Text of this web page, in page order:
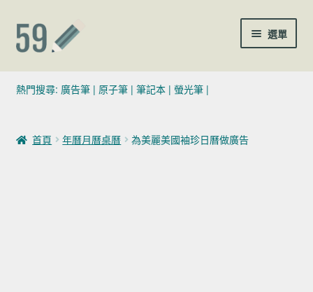
跳至導覽列
跳至主要內容 選單
(02)7729-4140
聯絡我們
熱門搜尋: 廣告筆| 原子筆| 筆記本| 螢光筆|
首頁 年曆月曆桌曆 為美麗美國袖珍日曆做廣告